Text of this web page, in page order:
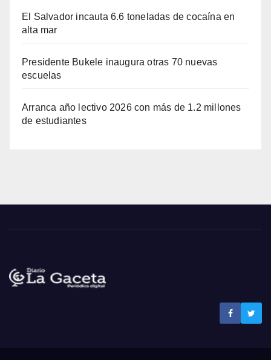
El Salvador incauta 6.6 toneladas de cocaína en
alta mar
Presidente Bukele inaugura otras 70 nuevas
escuelas
Arranca año lectivo 2026 con más de 1.2 millones
de estudiantes